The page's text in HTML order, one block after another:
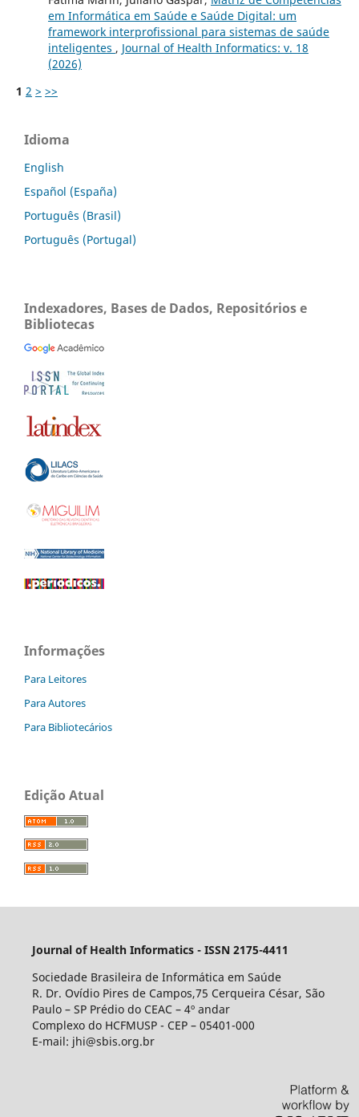
em Informática em Saúde e Saúde Digital: um
framework interprofissional para sistemas de saúde
inteligentes , Journal of Health Informatics: v. 18
(2026)
1 2 > >>
Idioma
English
Español (España)
Português (Brasil)
Português (Portugal)
Indexadores, Bases de Dados, Repositórios e
Bibliotecas
Informações
Para Leitores
Para Autores
Para Bibliotecários
Edição Atual
Journal of Health Informatics - ISSN 2175-4411
Sociedade Brasileira de Informática em Saúde
R. Dr. Ovídio Pires de Campos,75 Cerqueira César, São
Paulo – SP Prédio do CEAC – 4º andar
Complexo do HCFMUSP - CEP – 05401-000
E-mail: jhi@sbis.org.br